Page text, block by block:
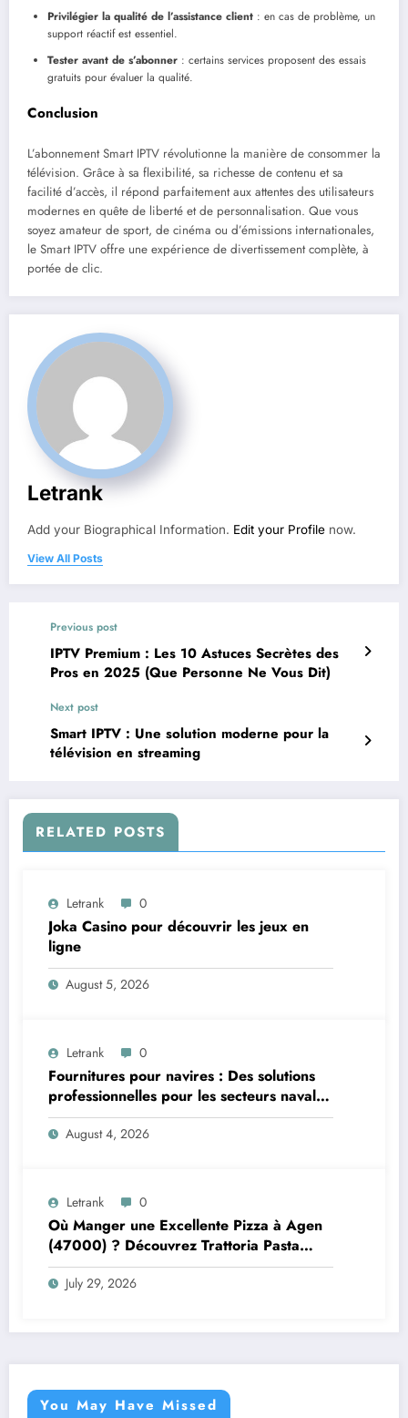
Privilégier la qualité de l’assistance client : en cas de problème, un
support réactif est essentiel.
Tester avant de s’abonner : certains services proposent des essais
gratuits pour évaluer la qualité.
Conclusion
L’abonnement Smart IPTV révolutionne la manière de consommer la
télévision. Grâce à sa flexibilité, sa richesse de contenu et sa
facilité d’accès, il répond parfaitement aux attentes des utilisateurs
modernes en quête de liberté et de personnalisation. Que vous
soyez amateur de sport, de cinéma ou d’émissions internationales,
le Smart IPTV offre une expérience de divertissement complète, à
portée de clic.
Letrank
Add your Biographical Information. Edit your Profile now.
View All Posts
Previous post
IPTV Premium : Les 10 Astuces Secrètes des
Pros en 2025 (Que Personne Ne Vous Dit)
Next post
Smart IPTV : Une solution moderne pour la
télévision en streaming
RELATED POSTS
Letrank 0
Joka Casino pour découvrir les jeux en
ligne
August 5, 2026
Letrank 0
Fournitures pour navires : Des solutions
professionnelles pour les secteurs naval et
offshore
August 4, 2026
Letrank 0
Où Manger une Excellente Pizza à Agen
(47000) ? Découvrez Trattoria Pasta
Pizza Brax
July 29, 2026
You May Have Missed